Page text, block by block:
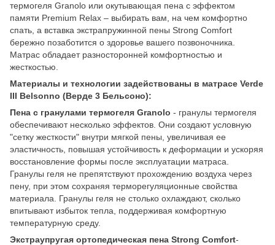
термогеля Granolo или окутывающая пена с эффектом
памяти Premium Relax – выбирать вам, на чем комфортно
спать, а вставка экстрапружинной пены Strong Comfort
бережно позаботится о здоровье вашего позвоночника.
Матрас обладает разносторонней комфортностью и
жесткостью.
Материалы и технологии задействованы в матрасе Verde
III Belsonno (Верде 3 Бельсоно):
Пена с гранулами термогеля Granolo - гранулы термогеля
обеспечивают несколько эффектов. Они создают условную
"сетку жесткости" внутри мягкой пены, увеличивая ее
эластичность, повышая устойчивость к деформации и ускоряя
восстановление формы после эксплуатации матраса.
Гранулы геля не препятствуют прохождению воздуха через
пену, при этом сохраняя терморегуляционные свойства
материала. Гранулы геля не столько охлаждают, сколько
впитывают избыток тепла, поддерживая комфортную
температурную среду.
Экстраупругая ортопедическая пена Strong Comfort-